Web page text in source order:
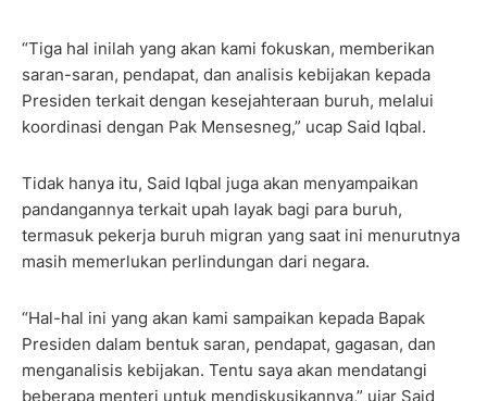
“Tiga hal inilah yang akan kami fokuskan, memberikan
saran-saran, pendapat, dan analisis kebijakan kepada
Presiden terkait dengan kesejahteraan buruh, melalui
koordinasi dengan Pak Mensesneg,” ucap Said Iqbal.
Tidak hanya itu, Said Iqbal juga akan menyampaikan
pandangannya terkait upah layak bagi para buruh,
termasuk pekerja buruh migran yang saat ini menurutnya
masih memerlukan perlindungan dari negara.
“Hal-hal ini yang akan kami sampaikan kepada Bapak
Presiden dalam bentuk saran, pendapat, gagasan, dan
menganalisis kebijakan. Tentu saya akan mendatangi
beberapa menteri untuk mendiskusikannya,” ujar Said